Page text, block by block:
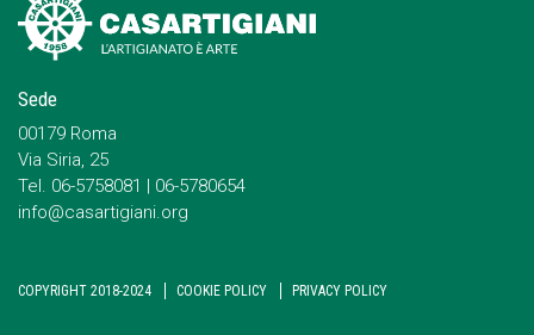
Sede
00179 Roma
Via Siria, 25
Tel. 06-5758081 | 06-5780654
info@casartigiani.org
COPYRIGHT 2018-2024 COOKIE POLICY PRIVACY POLICY